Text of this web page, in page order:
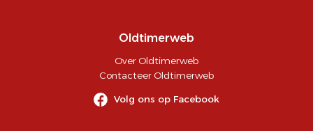
Oldtimerweb
Over Oldtimerweb
Contacteer Oldtimerweb
Volg ons op Facebook